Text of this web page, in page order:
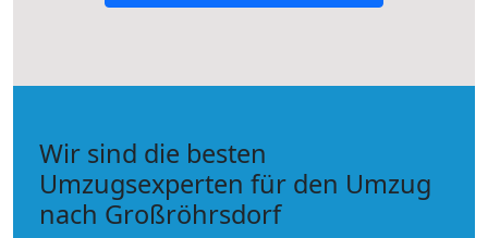
Wir sind die besten
Umzugsexperten für den Umzug
nach Großröhrsdorf